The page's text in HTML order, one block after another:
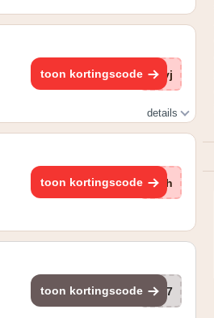
toon kortingscode Myj
details
toon kortingscode Ayh
toon kortingscode br7